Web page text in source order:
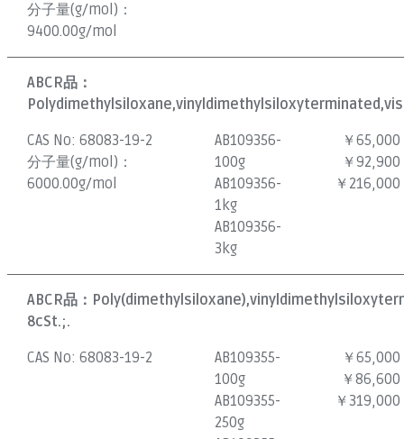
分子量(g/mol)：
9400.00g/mol
ABCR品：
CAS No:68083-19-2
分子量(g/mol)：
6000.00g/mol
AB109356-
100g
AB109356-
1kg
AB109356-
3kg
￥65,000
￥92,900
￥216,000
ABCR品：
8cSt.;.
CAS No:68083-19-2
AB109355-
100g
AB109355-
250g
￥65,000
￥86,600
￥319,000